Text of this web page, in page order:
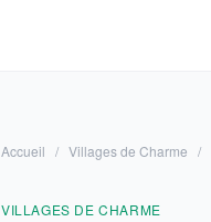
Accueil / Villages de Charme /
VILLAGES DE CHARME